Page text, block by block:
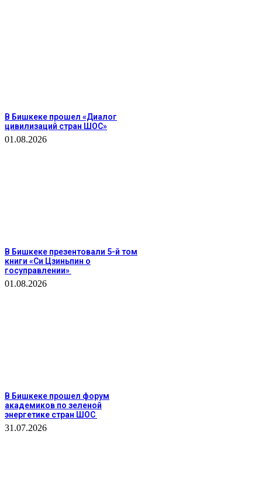
В Бишкеке прошел «Диалог
цивилизаций стран ШОС»
01.08.2026
В Бишкеке презентовали 5-й том
книги «Си Цзиньпин о
госуправлении»
01.08.2026
В Бишкеке прошел форум
академиков по зеленой
энергетике стран ШОС
31.07.2026